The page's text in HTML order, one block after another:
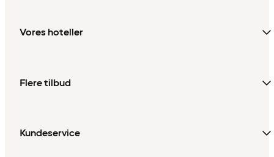
Vores hoteller
Flere tilbud
Kundeservice